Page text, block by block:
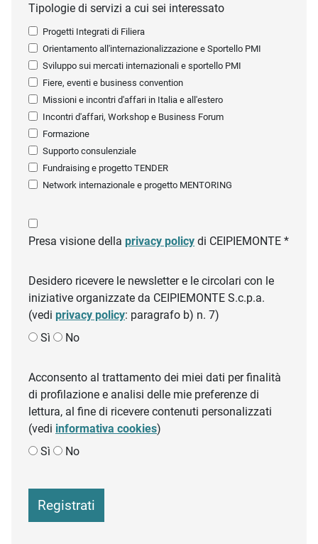
Tipologie di servizi a cui sei interessato
Progetti Integrati di Filiera
Orientamento all'internazionalizzazione e Sportello PMI
Sviluppo sui mercati internazionali e sportello PMI
Fiere, eventi e business convention
Missioni e incontri d'affari in Italia e all'estero
Incontri d'affari, Workshop e Business Forum
Formazione
Supporto consulenziale
Fundraising e progetto TENDER
Network internazionale e progetto MENTORING
Presa visione della privacy policy di CEIPIEMONTE *
Desidero ricevere le newsletter e le circolari con le
iniziative organizzate da CEIPIEMONTE S.c.p.a.
(vedi privacy policy: paragrafo b) n. 7)
Sì
No
Acconsento al trattamento dei miei dati per finalità
di profilazione e analisi delle mie preferenze di
lettura, al fine di ricevere contenuti personalizzati
(vedi informativa cookies)
Sì
No
Registrati